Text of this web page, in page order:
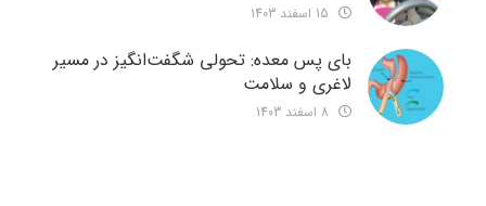
بای پس معده: تحولی شگفت‌انگیز در مسیر
لاغری و سلامت